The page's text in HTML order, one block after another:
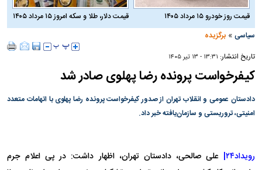
قیمت روز خودرو ۱۵ مرداد ۱۴۰۵
قیمت دلار، طلا و سکه امروز ۱۵ مرداد ۱۴۰۵
سیاسی »برگزیده
تاریخ انتشار: ۱۳:۳۱ - ۱۳ تير ۱۴۰۵
کیفرخواست پرونده رضا پهلوی صادر شد
دادستان عمومی و انقلاب تهران از صدور کیفرخواست پرونده رضا پهلوی با اتهامات متعدد
امنیتی، تروریستی و سازمان‌یافته خبر داد.
رویداد۲۴|
علی صالحی، دادستان تهران، اظهار داشت: در پی اعلام جرم